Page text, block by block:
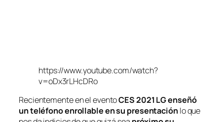
https://www.youtube.com/watch?
v=oDx3rLHcDRo
Recientemente en el eventoCES 2021 LG enseñó
un teléfono enrollable en su presentaciónlo que